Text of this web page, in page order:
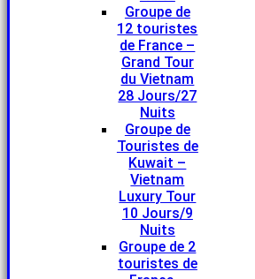
Groupe de
12 touristes
de France –
Grand Tour
du Vietnam
28 Jours/27
Nuits
Groupe de
Touristes de
Kuwait –
Vietnam
Luxury Tour
10 Jours/9
Nuits
Groupe de 2
touristes de